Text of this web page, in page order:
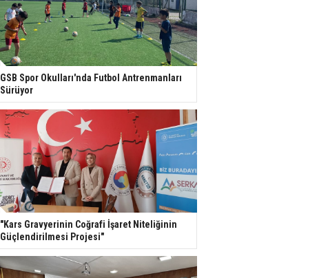
GSB Spor Okulları'nda Futbol Antrenmanları
Sürüyor
"Kars Gravyerinin Coğrafi İşaret Niteliğinin
Güçlendirilmesi Projesi"